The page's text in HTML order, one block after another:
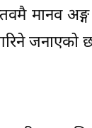
मानव
जनाएको